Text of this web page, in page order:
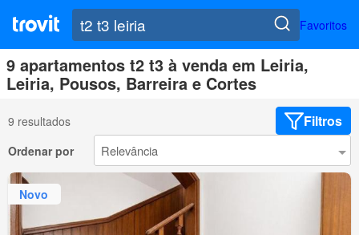
Favoritos
9 apartamentos t2 t3 à venda em Leiria,
Leiria, Pousos, Barreira e Cortes
9 resultados Filtros
Ordenar por
Novo